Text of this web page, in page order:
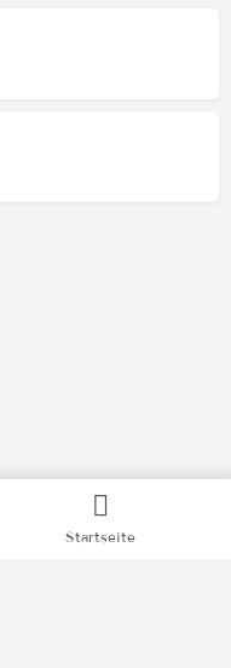
Startseite